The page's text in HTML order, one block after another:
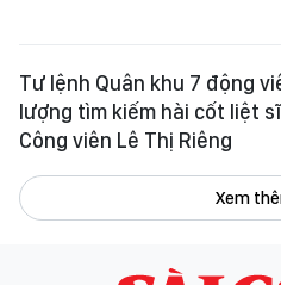
Tư lệnh Quân khu 7 động
lượng tìm kiếm hài cốt liệt
Công viên Lê Thị Riêng
Xem